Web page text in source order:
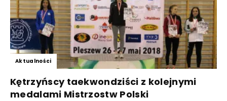
Aktualności
Kętrzyńscy taekwondziści z kolejnymi
medalami Mistrzostw Polski